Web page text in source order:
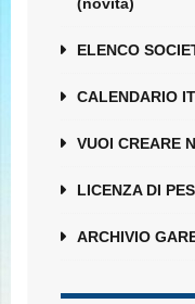
ELENCO
CALENDARIO
VUOI CREARE
LICENZA DI
ARCHIVIO